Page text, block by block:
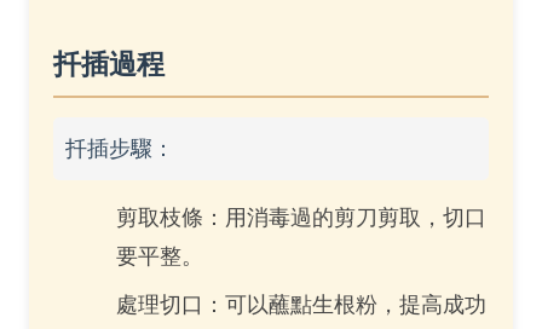
扦插過程
扦插步驟：
剪取枝條：用消毒過的剪刀剪取，切口
要平整。
處理切口：可以蘸點生根粉，提高成功